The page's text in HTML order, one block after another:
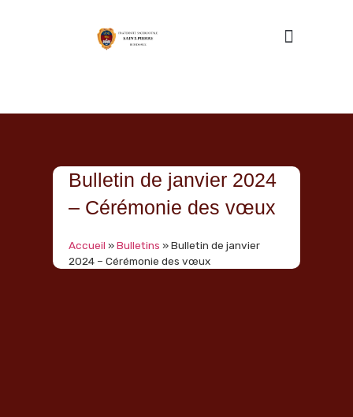
Bulletin de janvier 2024
– Cérémonie des vœux
Accueil »Bulletins »Bulletin de janvier
2024 – Cérémonie des vœux